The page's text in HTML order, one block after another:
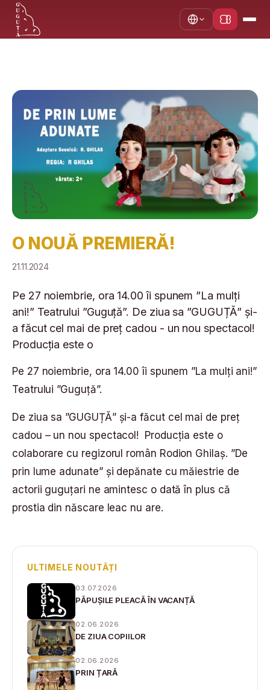
O NOUĂ PREMIERĂ!
21.11.2024
Pe 27 noiembrie, ora 14.00 îi spunem ”La mulți
ani!” Teatrului ”Guguță”. De ziua sa ”GUGUȚĂ” și-
a făcut cel mai de preț cadou - un nou spectacol!
Producția este o
Pe 27 noiembrie, ora 14.00 îi spunem ”La mulți ani!”
Teatrului ”Guguță”.
De ziua sa ”GUGUȚĂ” și-a făcut cel mai de preț
cadou – un nou spectacol! Producția este o
colaborare cu regizorul român Rodion Ghilaș. ”De
prin lume adunate” și depănate cu măiestrie de
actorii guguțari ne amintesc o dată în plus că
prostia din născare leac nu are.
ULTIMELE NOUTĂȚI
03.07.2026
PĂPUȘILE PLEACĂ ÎN VACANȚĂ
02.06.2026
DE ZIUA COPIILOR
02.06.2026
PRIN ȚARĂ